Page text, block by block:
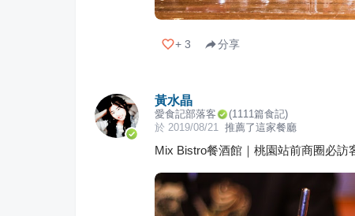
+ 3 分享
黃水晶
愛食記部落客 (1111 篇食記)
於 2019/08/21 推薦了這家餐廳
Mix Bistro餐酒館｜桃園站前商圈必